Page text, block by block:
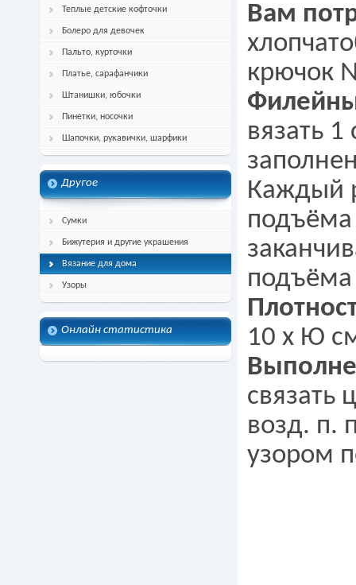
Теплые детские кофточки
Болеро для девочек
Пальто, курточки
Платье, сарафанчики
Штанишки, юбочки
Пинетки, носочки
Шапочки, рукавички, шарфики
Другое
Сумки
Бижутерия и другие украшения
Вязание для дома
Узоры
Онлайн статистика
Вам
крючок
вязать
Каждый
подъёма
10 х Ю
связать
возд. п.
узором